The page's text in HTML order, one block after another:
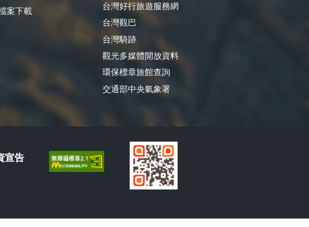
案下載
台灣好行旅遊服務網
台灣觀巴
台灣騎跡
觀光多媒體開放資料
環保標章旅館查詢
交通部中央氣象署
宣告